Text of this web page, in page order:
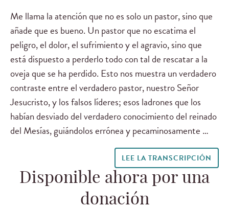
Me llama la atención que no es solo un pastor, sino que
añade que es bueno. Un pastor que no escatima el
peligro, el dolor, el sufrimiento y el agravio, sino que
está dispuesto a perderlo todo con tal de rescatar a la
oveja que se ha perdido. Esto nos muestra un verdadero
contraste entre el verdadero pastor, nuestro Señor
Jesucristo, y los falsos líderes; esos ladrones que los
habían desviado del verdadero conocimiento del reinado
del Mesías, guiándolos errónea y pecaminosamente …
LEE LA TRANSCRIPCIÓN
Disponible ahora por una
donación